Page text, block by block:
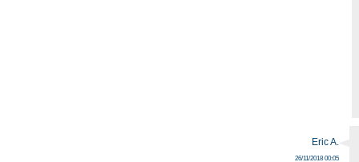
Eric A.
26/11/2018 00:05